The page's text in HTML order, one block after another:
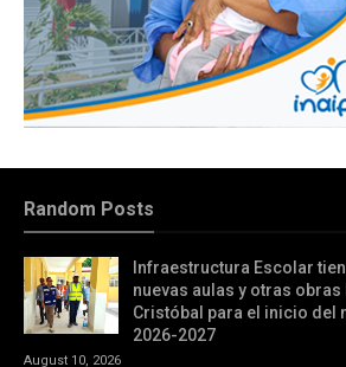
Random Posts
Infraestructura Escolar
nuevas aulas y otras obras
Cristóbal para el inicio del
2026-2027
August 10, 2026